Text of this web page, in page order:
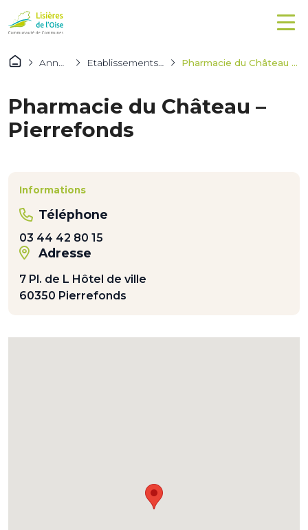
Annuaires Etablissements de santé Pharmacie du Château – Pierrefonds
Pharmacie du Château –
Pierrefonds
Informations
Téléphone
03 44 42 80 15
Adresse
7 Pl. de L Hôtel de ville
60350 Pierrefonds